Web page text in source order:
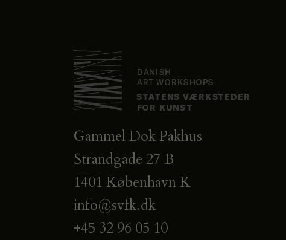
Gammel Dok Pakhus
Strandgade 27 B
1401 København K
info@svfk.dk
+45 32 96 05 10